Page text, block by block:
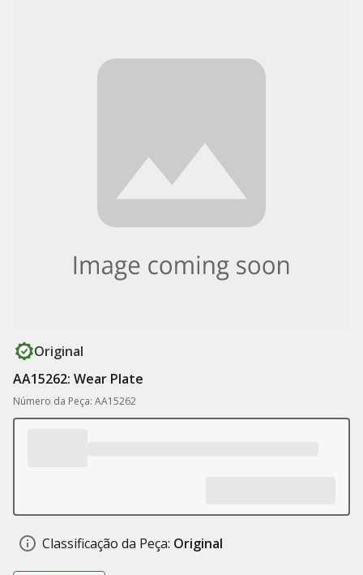
Original
AA15262: Wear Plate
Número da Peça: AA15262
Classificação da Peça: Original